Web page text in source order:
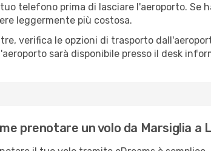
telefono prima di lasciare l'aeroporto. Se
leggermente più costosa.
verifica le opzioni di trasporto
sarà disponibile presso il desk
prenotare un volo da Marsiglia a